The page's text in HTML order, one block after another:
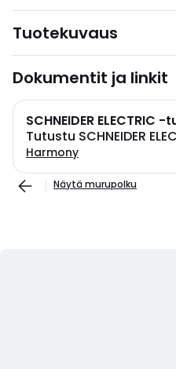
Tuotekuvaus
Dokumentit ja linkit
SCHNEIDER ELECTRIC
Tutustu SCHNEIDER
Harmony
Näytä murupolku